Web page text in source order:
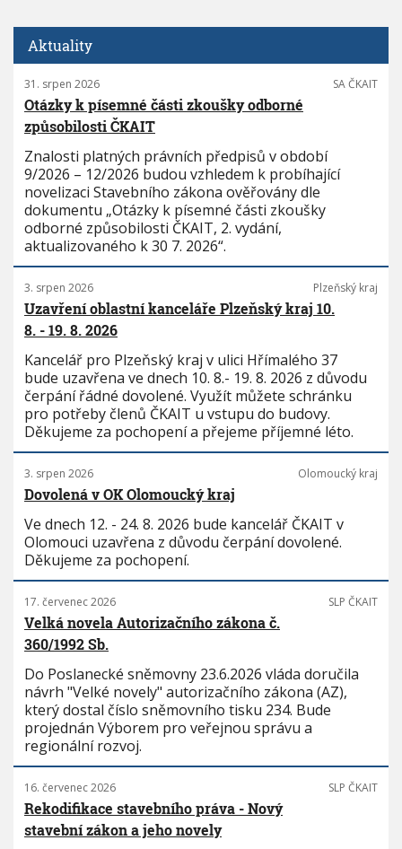
Aktuality
31. srpen 2026 SA ČKAIT
Otázky k písemné části zkoušky odborné
způsobilosti ČKAIT
Znalosti platných právních předpisů v období
9/2026 – 12/2026 budou vzhledem k probíhající
novelizaci Stavebního zákona ověřovány dle
dokumentu „Otázky k písemné části zkoušky
odborné způsobilosti ČKAIT, 2. vydání,
aktualizovaného k 30 7. 2026“.
3. srpen 2026 Plzeňský kraj
Uzavření oblastní kanceláře Plzeňský kraj 10.
8. - 19. 8. 2026
Kancelář pro Plzeňský kraj v ulici Hřímalého 37
bude uzavřena ve dnech 10. 8.- 19. 8. 2026 z důvodu
čerpání řádné dovolené. Využít můžete schránku
pro potřeby členů ČKAIT u vstupu do budovy.
Děkujeme za pochopení a přejeme příjemné léto.
3. srpen 2026 Olomoucký kraj
Dovolená v OK Olomoucký kraj
Ve dnech 12. - 24. 8. 2026 bude kancelář ČKAIT v
Olomouci uzavřena z důvodu čerpání dovolené.
Děkujeme za pochopení.
17. červenec 2026 SLP ČKAIT
Velká novela Autorizačního zákona č.
360/1992 Sb.
Do Poslanecké sněmovny 23.6.2026 vláda doručila
návrh "Velké novely" autorizačního zákona (AZ),
který dostal číslo sněmovního tisku 234. Bude
projednán Výborem pro veřejnou správu a
regionální rozvoj.
16. červenec 2026 SLP ČKAIT
Rekodifikace stavebního práva - Nový
stavební zákon a jeho novely